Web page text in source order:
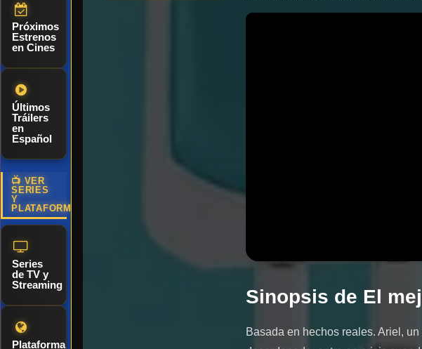
Próximos
Estrenos
en Cines
Últimos
Tráilers
en
Español
📺 VER
SERIES
Y
PLATAFORMAS
Series
de TV y
Streaming
Plataformas
Sinopsis de El
Basada en hechos reales. Ariel,